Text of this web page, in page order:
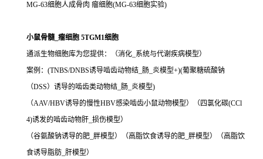
MG-63细胞人成骨肉 瘤细胞(MG-63细胞实验)
小鼠骨髓_瘤细胞 5TGM1细胞
通派生物细胞库为您提供：（消化_系统与代谢疾病模型）
案例：(TNBS/DNBS诱导啮齿动物结_肠_炎模型+)(葡聚糖硫酸钠
（DSS）诱导的啮齿类动物结_肠_炎模型)
（AAV/HBV诱导的慢性HBV感染啮齿小鼠动物模型）（四氯化碳(CCl
4)诱发的啮齿动物肝_损伤模型）
（谷氨酸钠诱导的肥_胖模型）（高脂饮食诱导的肥_胖模型）（高脂饮
食诱导脂肪_肝模型）